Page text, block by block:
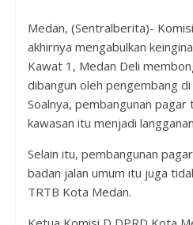
Medan, (Sentralberita)-
akhirnya mengabulkan
Kawat 1, Medan Deli
dibangun oleh pengembang di
Soalnya, pembangunan
kawasan itu menjadi
Selain itu, pembangunan
badan jalan umum itu juga
TRTB Kota Medan.